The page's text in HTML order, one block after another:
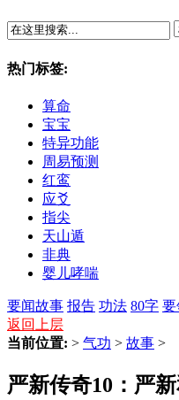
热门标签:
算命
宝宝
特异功能
周易预测
红鸾
应爻
指尖
天山遁
非典
婴儿哮喘
要闻故事 报告 功法 80字 要
返回上层
当前位置: > 气功 > 故事 >
严新传奇10：严